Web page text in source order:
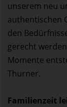
unserem neu
authentischen
den
gerecht
Momente
Thurner.
Familienzeit